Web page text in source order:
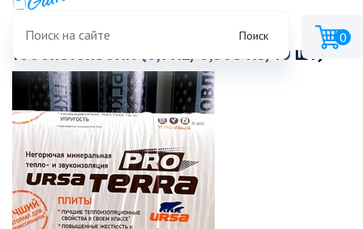
Поиск 0
Теплоизоляция Урса Терра 34 PN
1000х610х50мм (6,1 м2/0,305 м3/10 шт)